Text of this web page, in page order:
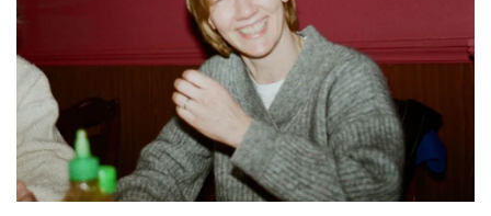
ค้นหา
SHARE TWEET LINE EMAIL